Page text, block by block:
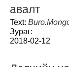
авалт
Text:
Зураг:
2018-02-12